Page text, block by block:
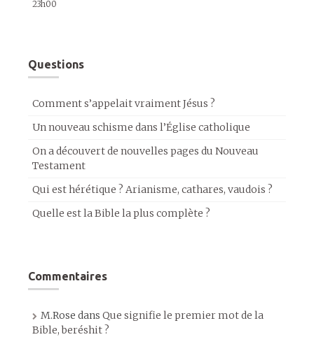
23h00
Questions
Comment s’appelait vraiment Jésus ?
Un nouveau schisme dans l’Église catholique
On a découvert de nouvelles pages du Nouveau
Testament
Qui est hérétique ? Arianisme, cathares, vaudois ?
Quelle est la Bible la plus complète ?
Commentaires
M.Rose dans Que signifie le premier mot de la
Bible, beréshit ?